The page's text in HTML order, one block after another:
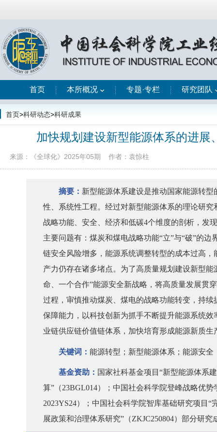
首页 本所概况 专题·专栏 研究团队
首页>科研动态>科研成果
加快规划建设新型能源体系的进展
来源：《全球化》2025年05期 作者：袁惊柱
摘要 ： 新型能源体系建设是推动国家能源转
性、系统性工程。经过对新型能源体系的理论研
战略功能、安全、经济和低碳4个维度的剖析，发
主要问题有：煤炭和煤电战略功能“立”与“破”的边
链安全风险增多，能源系统调整转型的成本过高
产力仍存在诸多堵点。为了高质量规划建设新型
命、一个合作”能源安全新战略，将高质量发展贯
过程，审慎推动煤炭、煤电的战略功能转变，持
保障能力，以科技创新为抓手不断提升能源系统
业链供应链价值链体系，加快培育形成能源新质生
关键词：能源转型；新型能源体系；能源安全
基金资助： 国家社科基金项目“新型能源体系
算”（23BGL014）；中国社会科学院登峰战略优
2023YS24）；中国社会科学院智库基础研究项目“
展政策和治理体系研究”（ZKJC250804）部分研究